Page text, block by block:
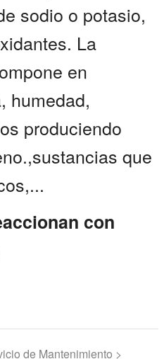
sodio o potasio,
La
en
humedad,
produciendo
que
con
de Mantenimiento >